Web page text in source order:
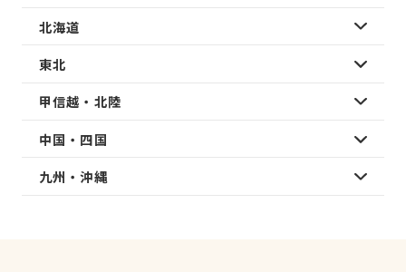
北海道
東北
甲信越・北陸
中国・四国
九州・沖縄